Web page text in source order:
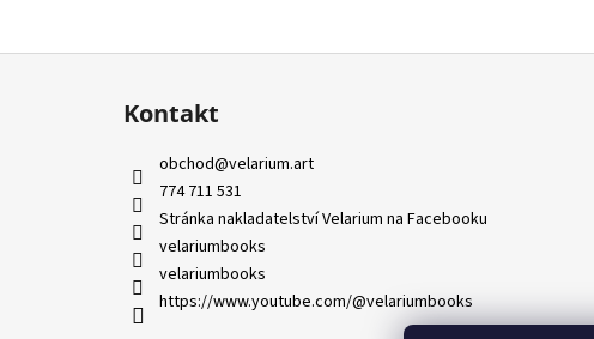
Z
Kontakt
obchod@velarium.art
774 711 531
Stránka nakladatelství Velarium na Facebooku
velariumbooks
velariumbooks
https://www.youtube.com/@velariumbooks